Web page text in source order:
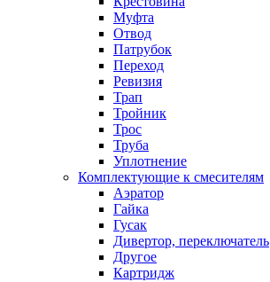
Муфта
Отвод
Патрубок
Переход
Ревизия
Трап
Тройник
Трос
Труба
Уплотнение
Комплектующие к смесителям
Аэратор
Гайка
Гусак
Дивертор, переключатель
Другое
Картридж